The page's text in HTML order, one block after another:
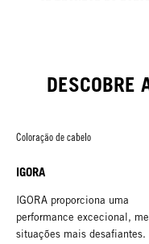
DESCOBRE
Coloração de cabelo
IGORA
IGORA proporciona uma
performance excecional,
situações mais desafiantes.